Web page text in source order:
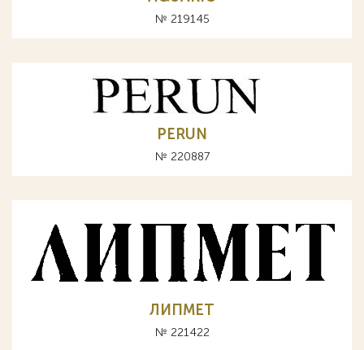
№ 219145
PERUN
№ 220887
ЛИПМЕТ
№ 221422